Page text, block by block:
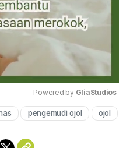
Mute
Powered by GliaStudios
pengemudi ojol ojol